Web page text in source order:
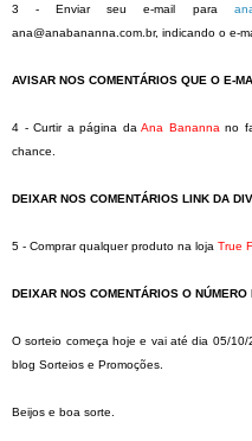
3 - Enviar seu e-mail para
ana@anabananna.com.br, indicando o e-
AVISAR NOS COMENTÁRIOS QUE O E-
4 - Curtir a página da Ana Bananna no
chance.
DEIXAR NOS COMENTÁRIOS LINK DA
5 - Comprar qualquer produto na loja True
DEIXAR NOS COMENTÁRIOS O NÚMERO
O sorteio começa hoje e vai até dia 05/
blog Sorteios e Promoções.
Beijos e boa sorte.